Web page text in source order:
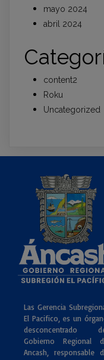
mayo 2024
abril 2024
content2
Roku
Uncategorized
Las Gerencia
El Pacifico, es un
desconcentrado
Gobierno Regional
Ancash, responsable